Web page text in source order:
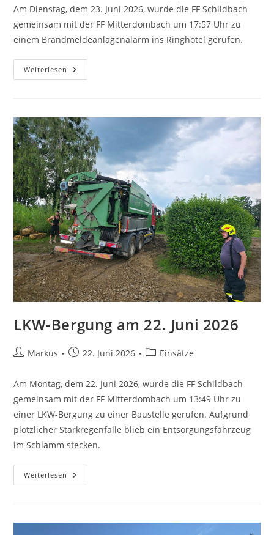
Am Dienstag, dem 23. Juni 2026, wurde die FF Schildbach
gemeinsam mit der FF Mitterdombach um 17:57 Uhr zu
einem Brandmeldeanlagenalarm ins Ringhotel gerufen.
Weiterlesen
LKW-Bergung am 22. Juni 2026
Markus 22. Juni 2026 Einsätze
Am Montag, dem 22. Juni 2026, wurde die FF Schildbach
gemeinsam mit der FF Mitterdombach um 13:49 Uhr zu
einer LKW-Bergung zu einer Baustelle gerufen. Aufgrund
plötzlicher Starkregenfälle blieb ein Entsorgungsfahrzeug
im Schlamm stecken.
Weiterlesen